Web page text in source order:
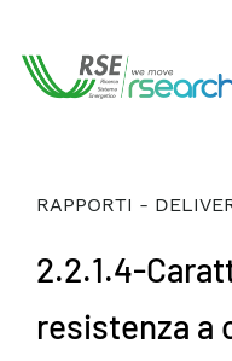
RAPPORTI -
2.2.1.4-
resistenza a